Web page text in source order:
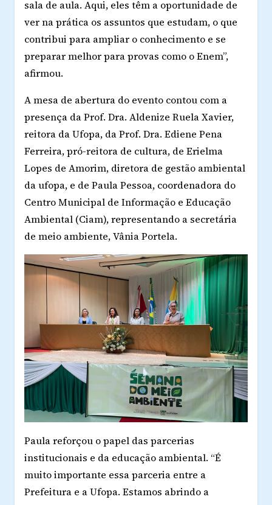
sala de aula. Aqui, eles têm a oportunidade de
ver na prática os assuntos que estudam, o que
contribui para ampliar o conhecimento e se
preparar melhor para provas como o Enem”,
afirmou.
A mesa de abertura do evento contou com a
presença da Prof. Dra. Aldenize Ruela Xavier,
reitora da Ufopa, da Prof. Dra. Ediene Pena
Ferreira, pró-reitora de cultura, de Erielma
Lopes de Amorim, diretora de gestão ambiental
da ufopa, e de Paula Pessoa, coordenadora do
Centro Municipal de Informação e Educação
Ambiental (Ciam), representando a secretária
de meio ambiente, Vânia Portela.
Paula reforçou o papel das parcerias
institucionais e da educação ambiental. “É
muito importante essa parceria entre a
Prefeitura e a Ufopa. Estamos abrindo a